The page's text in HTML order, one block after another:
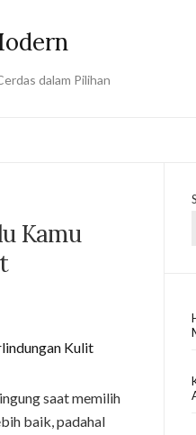
dalam Pilihan
Kamu
saat memilih
baik, padahal